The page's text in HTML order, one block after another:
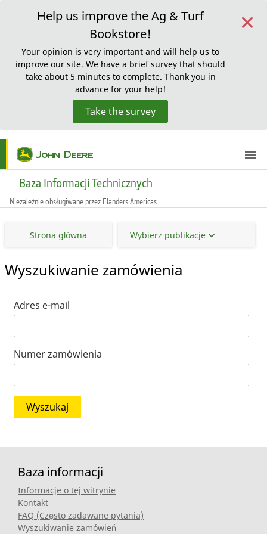
Help us improve the Ag & Turf
Bookstore!
Your opinion is very important and will help us to
improve our site. We have a brief survey that should
take about 5 minutes to complete. Thank you in
advance for your help!
Take the survey
×
ScreenReaderLoadingMessage
Baza Informacji Technicznych
Niezależnie obsługiwane przez Elanders Americas
Strona główna Wybierz publikacje
Wyszukiwanie zamówienia
Adres e-mail
Numer zamówienia
Wyszukaj
Baza informacji
Informacje o tej witrynie
Kontakt
FAQ (Często zadawane pytania)
Wyszukiwanie zamówień